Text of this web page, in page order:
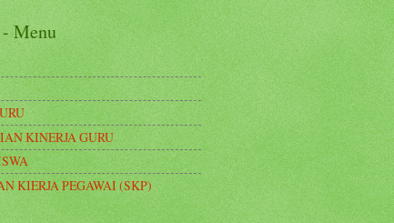
- Menu
KINERJA GURU
KIERJA PEGAWAI (SKP)